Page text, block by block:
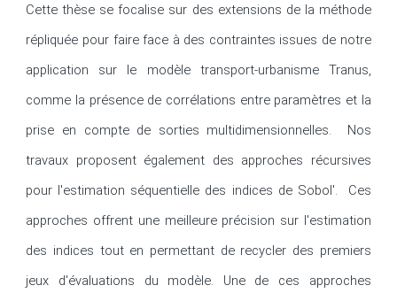
Cette thèse se focalise sur des extensions de la méthode
répliquée pour faire face à des contraintes issues de notre
application sur le modèle transport-urbanisme Tranus,
comme la présence de corrélations entre paramètres et la
prise en compte de sorties multidimensionnelles.  Nos
travaux proposent également des approches récursives
pour l'estimation séquentielle des indices de Sobol'.  Ces
approches offrent une meilleure précision sur l'estimation
des indices tout en permettant de recycler des premiers
jeux d'évaluations du modèle. Une de ces approches